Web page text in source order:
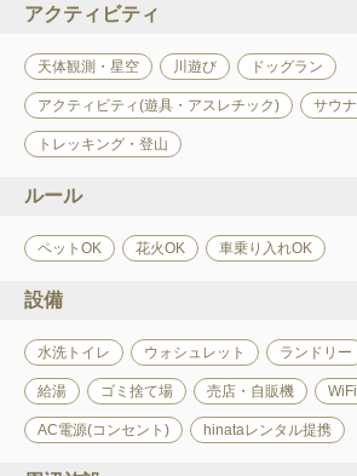
アクティビティ
天体観測・星空 川遊び ドッグラン
アクティビティ(遊具・アスレチック) サウナ
トレッキング・登山
ルール
ペットOK 花火OK 車乗り入れOK
設備
水洗トイレ ウォシュレット ランドリー
給湯 ゴミ捨て場 売店・自販機 WiFi
AC電源(コンセント) hinataレンタル提携